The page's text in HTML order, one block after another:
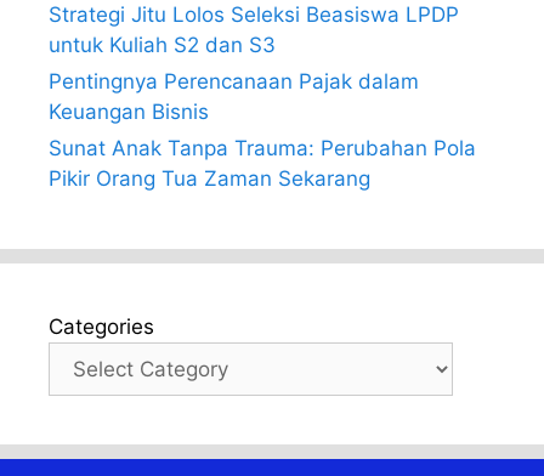
Strategi Jitu Lolos Seleksi Beasiswa LPDP
untuk Kuliah S2 dan S3
Pentingnya Perencanaan Pajak dalam
Keuangan Bisnis
Sunat Anak Tanpa Trauma: Perubahan Pola
Pikir Orang Tua Zaman Sekarang
Categories